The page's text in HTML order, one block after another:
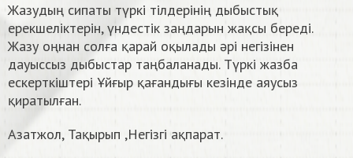
Жазудың сипаты түркі тілдерінің дыбыстық
ерекшеліктерін, үндестік заңдарын жақсы береді.
Жазу оңнан солға қарай оқылады әрі негізінен
дауыссыз дыбыстар таңбаланады. Түркі жазба
ескерткіштері Ұйғыр қағандығы кезінде аяусыз
қиратылған.
Азатжол, Тақырып ,Негізгі ақпарат.